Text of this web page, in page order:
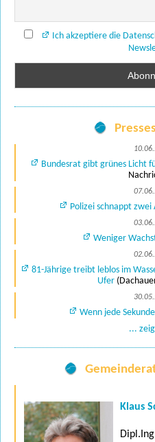
Ich akzeptiere die
Bundesrat gibt grünes Licht
Polizei schnappt zwei
Weniger
81-Jährige treibt leblos im
Ufer
Wenn jede
...
Klaus